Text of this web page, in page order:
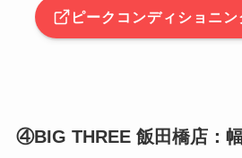
ピークコンディショニ
④BIG THREE 飯田橋店：